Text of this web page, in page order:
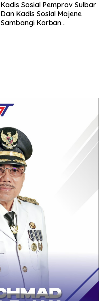
Kadis Sosial Pemprov Sulbar
Dan Kadis Sosial Majene
Sambangi Korban